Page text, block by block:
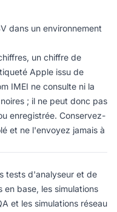
dans un environnement
un chiffre de
Apple issu de
IMEI ne consulte ni la
; il ne peut donc pas
enregistrée. Conservez-
et ne l'envoyez jamais à
tests d'analyseur et de
en base, les simulations
et les simulations réseau